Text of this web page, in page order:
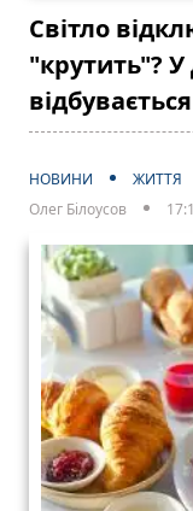
Світло
"крутить"?
відбувається
НОВИНИ
ЖИТТЯ
Олег Білоусов